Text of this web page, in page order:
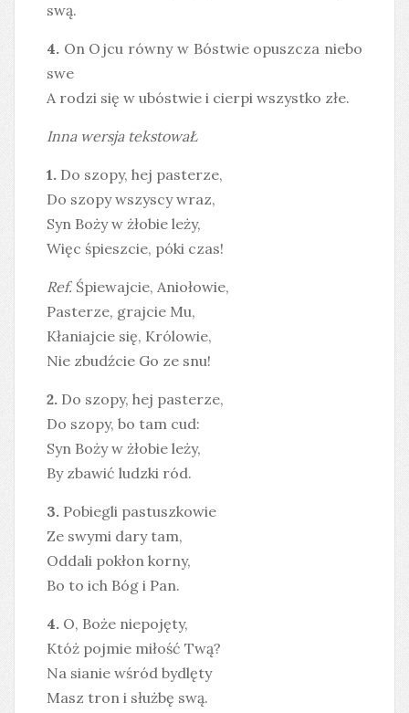
swą.
4. On Ojcu równy w Bóstwie opuszcza niebo
swe
A rodzi się w ubóstwie i cierpi wszystko złe.
Inna wersja tekstowaŁ
1. Do szopy, hej pasterze,
Do szopy wszyscy wraz,
Syn Boży w żłobie leży,
Więc śpieszcie, póki czas!
Ref. Śpiewajcie, Aniołowie,
Pasterze, grajcie Mu,
Kłaniajcie się, Królowie,
Nie zbudźcie Go ze snu!
2. Do szopy, hej pasterze,
Do szopy, bo tam cud:
Syn Boży w żłobie leży,
By zbawić ludzki ród.
3. Pobiegli pastuszkowie
Ze swymi dary tam,
Oddali pokłon korny,
Bo to ich Bóg i Pan.
4. O, Boże niepojęty,
Któż pojmie miłość Twą?
Na sianie wśród bydlęty
Masz tron i służbę swą.